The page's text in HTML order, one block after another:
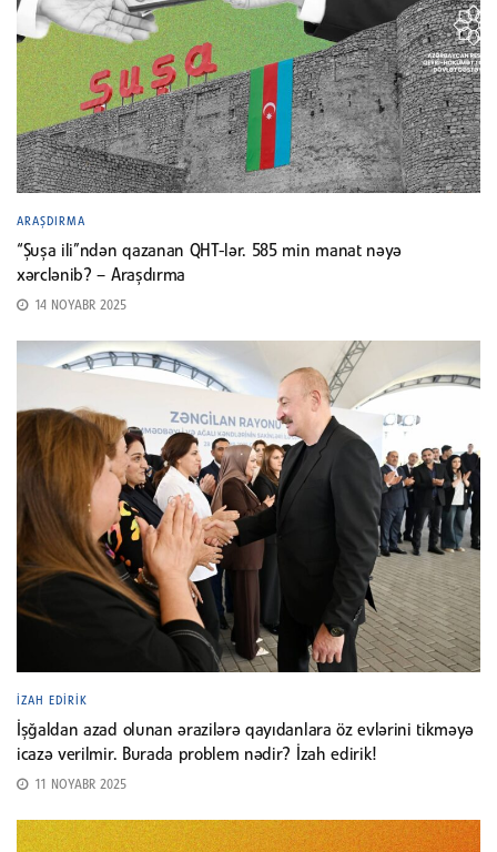
ARAŞDIRMA
“Şuşa ili”ndən qazanan QHT-lər. 585 min manat nəyə
xərclənib? – Araşdırma
14 NOYABR 2025
İZAH EDIRIK
İşğaldan azad olunan ərazilərə qayıdanlara öz evlərini tikməyə
icazə verilmir. Burada problem nədir? İzah edirik!
11 NOYABR 2025